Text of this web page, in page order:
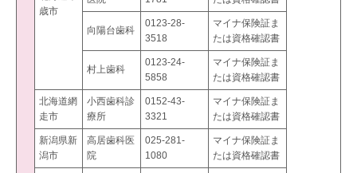
歳市
向陽台歯科
0123-28-
3518
マイナ保険証ま
たは資格確認書
村上歯科
0123-24-
5858
マイナ保険証ま
たは資格確認書
北海道網
走市
小西歯科診
療所
0152-43-
3321
マイナ保険証ま
たは資格確認書
新潟県新
潟市
高居歯科医
院
025-281-
1080
マイナ保険証ま
たは資格確認書